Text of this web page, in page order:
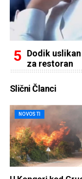
Dodik
za restoran
Slični Članci
NOVOSTI